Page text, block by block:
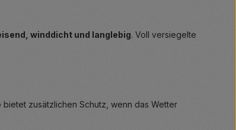
winddicht und langlebig. Voll versiegelte
bietet zusätzlichen Schutz, wenn das Wetter